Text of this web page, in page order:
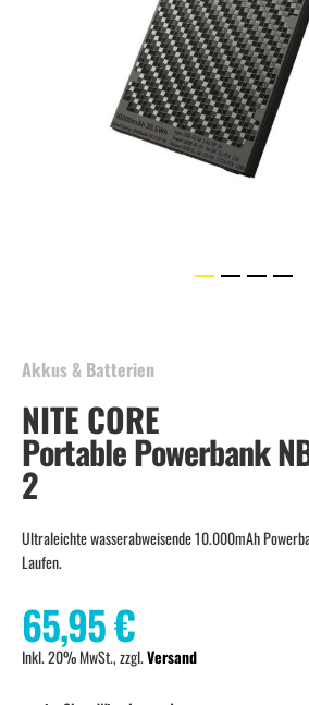
beginning
the
images
gallery
Akkus & Batterien
Portable Powerbank
2
NITE CORE
Ultraleichte wasserabweisende 10.000mAh
Laufen.
65,95 €
Inkl. 20% MwSt., zzgl.Versand